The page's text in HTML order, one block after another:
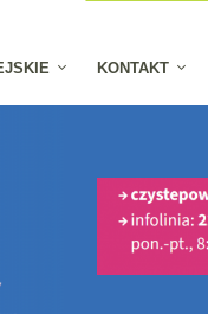
KONTAKT